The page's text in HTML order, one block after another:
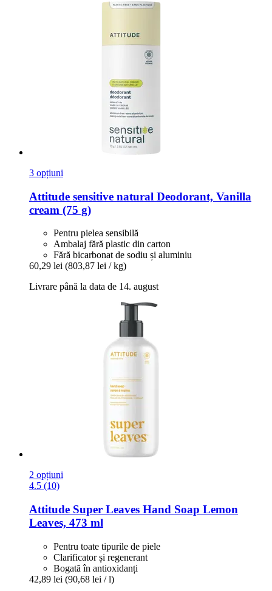
3 opțiuni
Attitude sensitive natural Deodorant, Vanilla
cream (75 g)
Pentru pielea sensibilă
Ambalaj fără plastic din carton
Fără bicarbonat de sodiu și aluminiu
60,29 lei (803,87 lei / kg)
Livrare până la data de 14. august
2 opțiuni
4.5 (10)
Attitude Super Leaves Hand Soap Lemon
Leaves, 473 ml
Pentru toate tipurile de piele
Clarificator și regenerant
Bogată în antioxidanți
42,89 lei (90,68 lei / l)